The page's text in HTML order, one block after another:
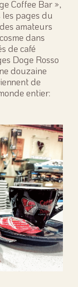
Coffee Bar »,
pages du
amateurs
dans
de café
Doge Rosso
douzaine
de
entier: